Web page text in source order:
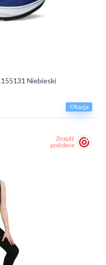
Okazja
Niebieski
Znajdź
podobne